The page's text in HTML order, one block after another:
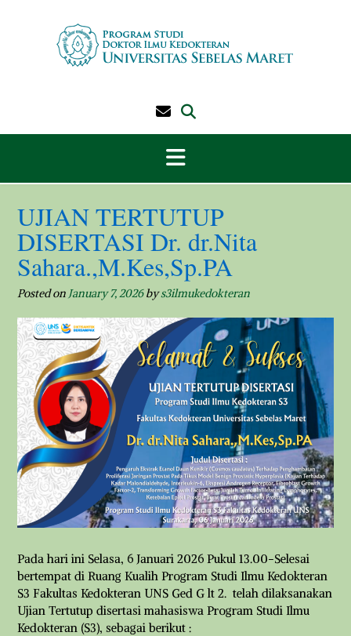
UJIAN TERTUTUP
DISERTASI Dr. dr.Nita
Sahara.,M.Kes,Sp.PA
Posted on January 7, 2026bys3ilmukedokteran
Pada hari ini Selasa, 6 Januari 2026 Pukul 13.00-Selesai
bertempat di Ruang Kualih Program Studi Ilmu Kedokteran
S3 Fakultas Kedokteran UNS Ged G lt 2. telah dilaksanakan
Ujian Tertutup disertasi mahasiswa Program Studi Ilmu
Kedokteran (S3), sebagai berikut :